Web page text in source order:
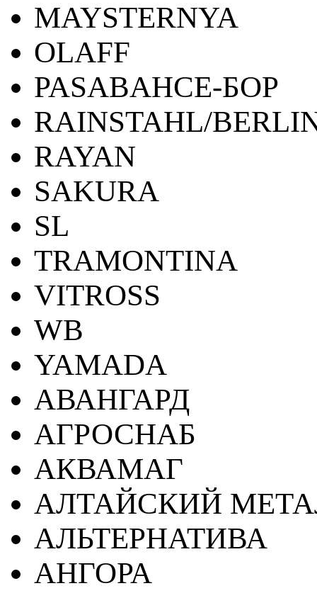
MAYSTERNYA
OLAFF
PASABAHCE-БОР
RAINSTAHL/
RAYAN
SAKURA
SL
TRAMONTINA
VITROSS
WB
YAMADA
АВАНГАРД
АГРОСНАБ
АКВАМАГ
АЛТАЙСКИЙ
АЛЬТЕРНАТИВА
АНГОРА